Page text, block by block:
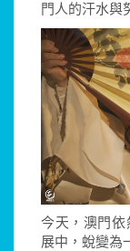
門人的汗水與
今天，澳門
展中，蛻變為